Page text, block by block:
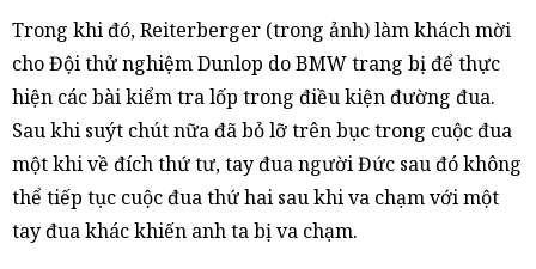
Trong khi đó, Reiterberger (trong ảnh) làm khách mời
cho Đội thử nghiệm Dunlop do BMW trang bị để thực
hiện các bài kiểm tra lốp trong điều kiện đường đua.
Sau khi suýt chút nữa đã bỏ lỡ trên bục trong cuộc đua
một khi về đích thứ tư, tay đua người Đức sau đó không
thể tiếp tục cuộc đua thứ hai sau khi va chạm với một
tay đua khác khiến anh ta bị va chạm.